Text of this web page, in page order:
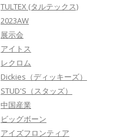
TULTEX (タルテックス)
2023AW
展示会
アイトス
レクロム
Dickies（ディッキーズ）
STUD'S（スタッズ）
中国産業
ビッグボーン
アイズフロンティア